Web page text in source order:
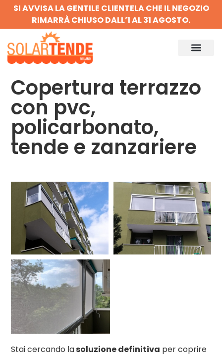
SI AVVISA LA GENTILE CLIENTELA CHE IL NEGOZIO
RIMARRÀ CHIUSO DALL’1 AL 31 AGOSTO.
Copertura terrazzo
con pvc,
policarbonato,
tende e zanzariere
Stai cercando lasoluzione definitiva per coprire